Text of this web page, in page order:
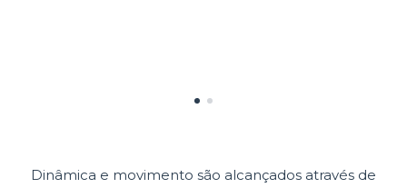
Dinâmica e movimento são alcançados através de